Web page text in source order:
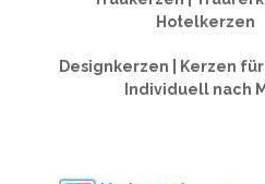
Hotelkerzen
Designkerzen | Kerzen für
Individuell nach